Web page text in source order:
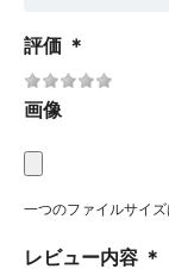
評価 ＊
画像
一つのファイルサイ
レビュー内容 ＊